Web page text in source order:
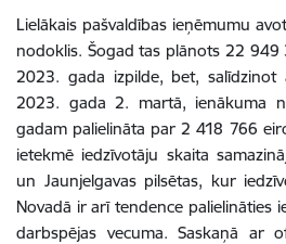
Lielākais pašvaldības ieņēmumu
nodoklis. Šogad tas plānots 22
2023. gada izpilde, bet, salīdzinot
2023. gada 2. martā, ienākuma
gadam palielināta par 2 418 766
ietekmē iedzīvotāju skaita
un Jaunjelgavas pilsētas, kur
Novadā ir arī tendence palielināties
darbspējas vecuma. Saskaņā ar